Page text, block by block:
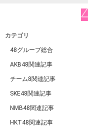
カテゴリ
48グループ総合
AKB48関連記事
チーム8関連記事
SKE48関連記事
NMB48関連記事
HKT48関連記事